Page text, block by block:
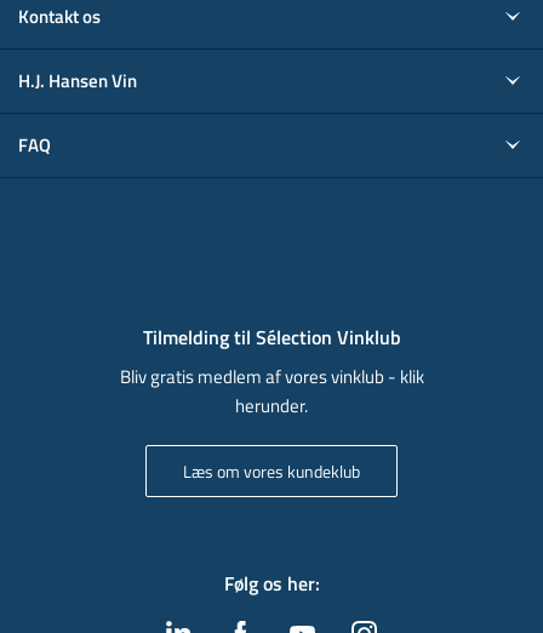
Kontakt os
H.J. Hansen Vin
FAQ
Tilmelding til Sélection Vinklub
Bliv gratis medlem af vores vinklub - klik
herunder.
Læs om vores kundeklub
Følg os her: